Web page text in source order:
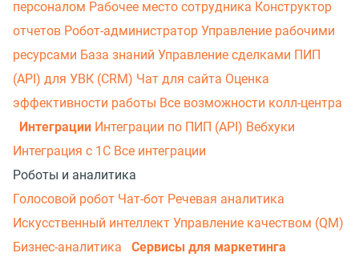
персоналом Рабочее место сотрудника Конструктор
отчетов Робот-администратор Управление рабочими
ресурсами База знаний Управление сделками ПИП
(API) для УВК (CRM) Чат для сайта Оценка
эффективности работы Все возможности колл-центра
Интеграции Интеграции по ПИП (API) Вебхуки
Интеграция с 1С Все интеграции
Роботы и аналитика
Голосовой робот Чат-бот Речевая аналитика
Искусственный интеллект Управление качеством (QM)
Бизнес-аналитика
Сервисы для маркетинга